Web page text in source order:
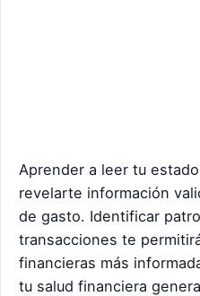
Aprender a leer tu
revelarte información
de gasto. Identificar
transacciones te
financieras más
tu salud financiera